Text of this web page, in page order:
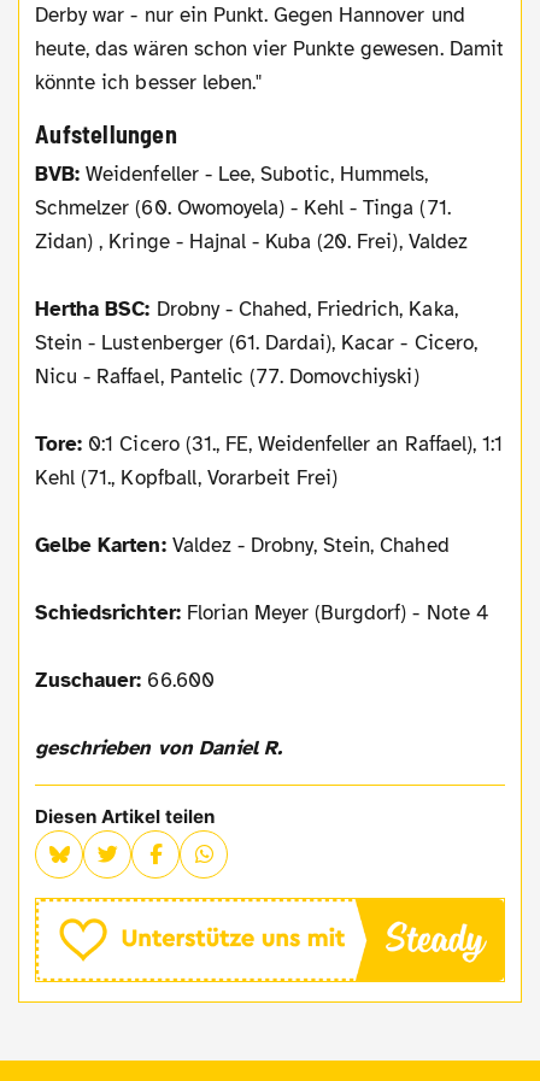
Derby war - nur ein Punkt. Gegen Hannover und
heute, das wären schon vier Punkte gewesen. Damit
könnte ich besser leben."
Aufstellungen
BVB:Weidenfeller - Lee, Subotic, Hummels,
Schmelzer (60. Owomoyela) - Kehl - Tinga (71.
Zidan) , Kringe - Hajnal - Kuba (20. Frei), Valdez
Hertha BSC: Drobny - Chahed, Friedrich, Kaka,
Stein - Lustenberger (61. Dardai), Kacar - Cicero,
Nicu - Raffael, Pantelic (77. Domovchiyski)
Tore: 0:1 Cicero (31., FE, Weidenfeller an Raffael), 1:1
Kehl (71., Kopfball, Vorarbeit Frei)
Gelbe Karten:Valdez - Drobny, Stein, Chahed
Schiedsrichter: Florian Meyer (Burgdorf) - Note 4
Zuschauer: 66.600
geschrieben von Daniel R.
Diesen Artikel teilen